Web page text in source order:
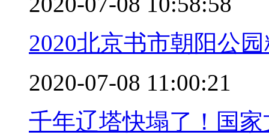
2020北京书市朝阳公
2020-07-08 11:00:21
千年辽塔快塌了！国